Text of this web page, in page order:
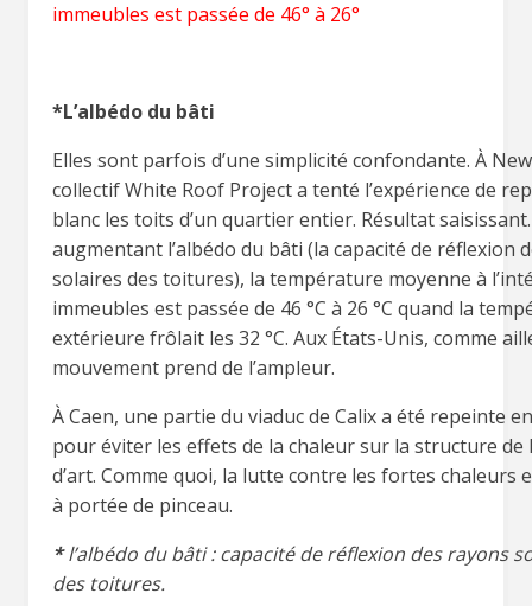
immeubles est passée de 46° à 26°
*L’albédo du bâti
Elles sont parfois d’une simplicité confondante. À
collectif White Roof Project a tenté l’expérience de
blanc les toits d’un quartier entier. Résultat
augmentant l’albédo du bâti (la capacité de réflexion
solaires des toitures), la température moyenne à
immeubles est passée de 46 °C à 26 °C quand la
extérieure frôlait les 32 °C. Aux États-Unis, comme
mouvement prend de l’ampleur.
À Caen, une partie du viaduc de Calix a été repeinte
pour éviter les effets de la chaleur sur la structure de
d’art. Comme quoi, la lutte contre les fortes chaleurs
à portée de pinceau.
*l’albédo du bâti : capacité de réflexion des rayons
des toitures.